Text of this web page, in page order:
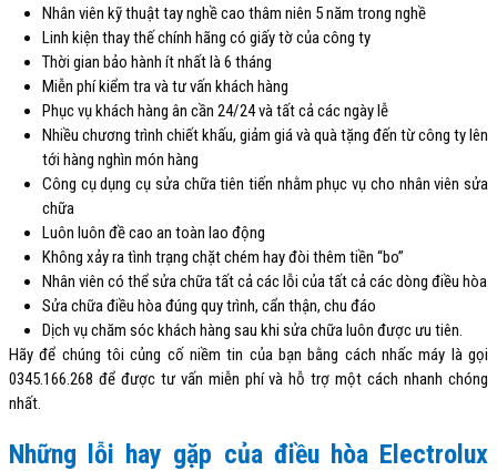
Nhân viên kỹ thuật tay nghề cao thâm niên 5 năm trong nghề
Linh kiện thay thế chính hãng có giấy tờ của công ty
Thời gian bảo hành ít nhất là 6 tháng
Miễn phí kiểm tra và tư vấn khách hàng
Phục vụ khách hàng ân cần 24/24 và tất cả các ngày lễ
Nhiều chương trình chiết khấu, giảm giá và quà tặng đến từ công ty lên
tới hàng nghìn món hàng
Công cụ dụng cụ sửa chữa tiên tiến nhằm phục vụ cho nhân viên sửa
chữa
Luôn luôn đề cao an toàn lao động
Không xảy ra tình trạng chặt chém hay đòi thêm tiền “bo”
Nhân viên có thể sửa chữa tất cả các lỗi của tất cả các dòng điều hòa
Sửa chữa điều hòa đúng quy trình, cẩn thận, chu đáo
Dịch vụ chăm sóc khách hàng sau khi sửa chữa luôn được ưu tiên.
Hãy để chúng tôi củng cố niềm tin của bạn bằng cách nhấc máy là gọi
0345.166.268 để được tư vấn miễn phí và hỗ trợ một cách nhanh chóng
nhất.
Những lỗi hay gặp của điều hòa Electrolux